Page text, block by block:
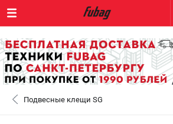
+7 (812) 317-60-57
САНКТ-ПЕТЕРБУРГ
0 ₽
Подвесные клещи SG